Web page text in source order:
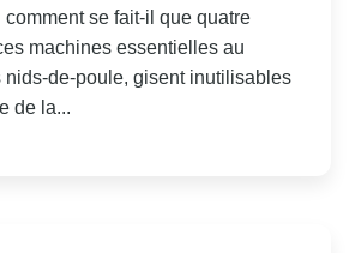
comment se fait-il que quatre
machines essentielles au
nids-de-poule, gisent inutilisables
de la...